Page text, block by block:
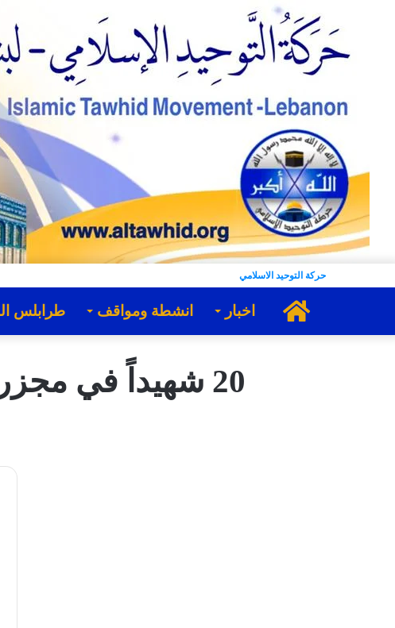
حركة التوحيد الاسلامي
الرئيسية
اخبار انشطة ومواقف طرابلس
20 شهيداً في مجزرة جديدة للعدوان السعودي على الحديدة